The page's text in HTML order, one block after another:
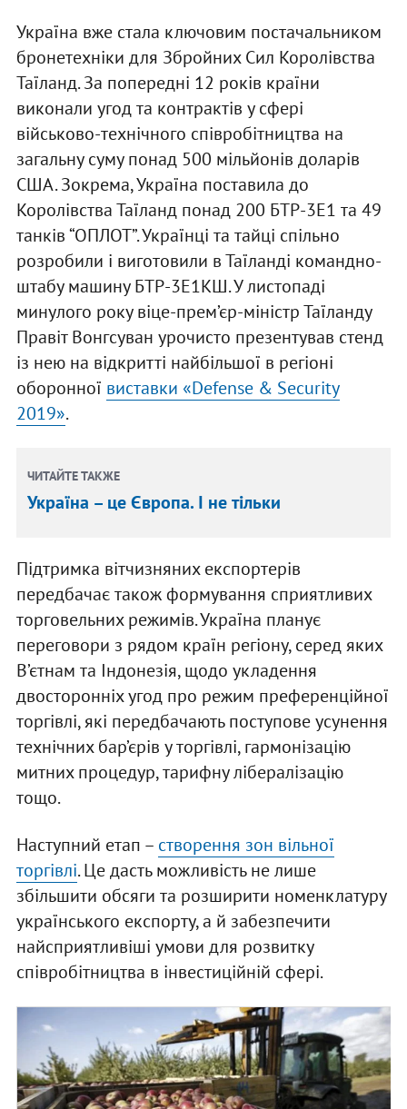
Україна вже стала ключовим постачальником
бронетехніки для Збройних Сил Королівства
Таїланд. За попередні 12 років країни
виконали угод та контрактів у сфері
військово-технічного співробітництва на
загальну суму понад 500 мільйонів доларів
США. Зокрема, Україна поставила до
Королівства Таїланд понад 200 БТР-3Е1 та 49
танків “ОПЛОТ”. Українці та тайці спільно
розробили і виготовили в Таїланді командно-
штабу машину БТР-3Е1КШ. У листопаді
минулого року віце-прем’єр-міністр Таїланду
Правіт Вонгсуван урочисто презентував стенд
із нею на відкритті найбільшої в регіоні
оборонної виставки «Defense & Security
2019».
ЧИТАЙТЕ ТАКЖЕ
Україна – це Європа. І не тільки
Підтримка вітчизняних експортерів
передбачає також формування сприятливих
торговельних режимів. Україна планує
переговори з рядом країн регіону, серед яких
В’єтнам та Індонезія, щодо укладення
двосторонніх угод про режим преференційної
торгівлі, які передбачають поступове усунення
технічних бар’єрів у торгівлі, гармонізацію
митних процедур, тарифну лібералізацію
тощо.
Наступний етап – створення зон вільної
торгівлі. Це дасть можливість не лише
збільшити обсяги та розширити номенклатуру
українського експорту, а й забезпечити
найсприятливіші умови для розвитку
співробітництва в інвестиційній сфері.